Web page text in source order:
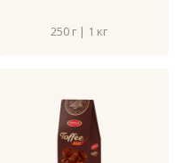
250 г | 1 кг